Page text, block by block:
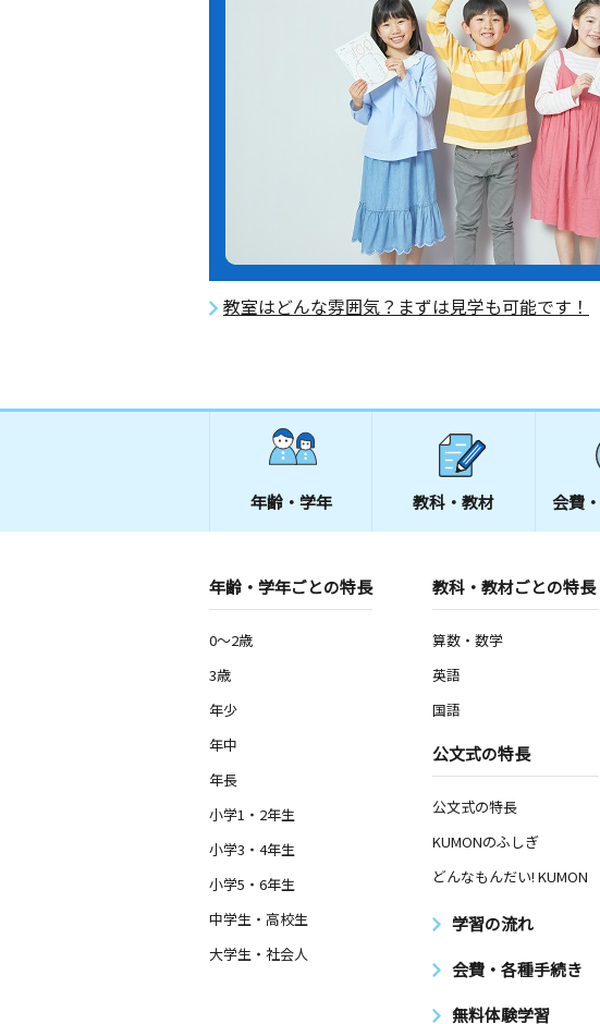
教室はどんな雰囲気？まずは見学も可能です！
年齢・学年 教科・教材 会費・
年齢・学年ごとの特長
0～2歳
3歳
年少
年中
年長
小学1・2年生
小学3・4年生
小学5・6年生
中学生・高校生
大学生・社会人
教科・教材ごとの特長
算数・数学
英語
国語
公文式の特長
公文式の特長
KUMONのふしぎ
どんなもんだい! KUMON
学習の流れ
会費・各種手続き
無料体験学習